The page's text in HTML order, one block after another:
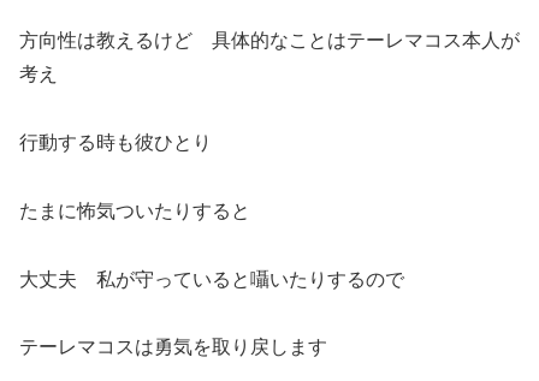
方向性は教えるけど 具体的なことはテーレマコス本人が
考え
行動する時も彼ひとり
たまに怖気ついたりすると
大丈夫 私が守っていると囁いたりするので
テーレマコスは勇気を取り戻します